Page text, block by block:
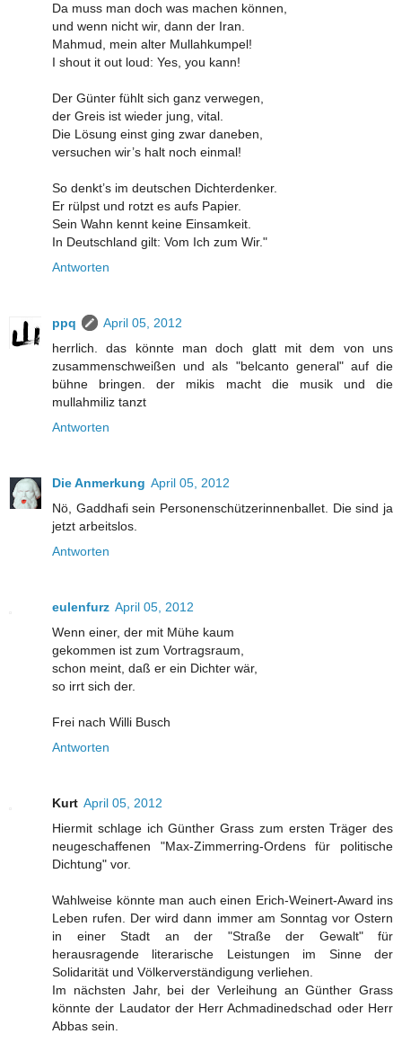
Da muss man doch was machen können,
und wenn nicht wir, dann der Iran.
Mahmud, mein alter Mullahkumpel!
I shout it out loud: Yes, you kann!
Der Günter fühlt sich ganz verwegen,
der Greis ist wieder jung, vital.
Die Lösung einst ging zwar daneben,
versuchen wir’s halt noch einmal!
So denkt’s im deutschen Dichterdenker.
Er rülpst und rotzt es aufs Papier.
Sein Wahn kennt keine Einsamkeit.
In Deutschland gilt: Vom Ich zum Wir."
Antworten
ppq
April 05, 2012
herrlich. das könnte man doch glatt mit dem von uns
zusammenschweißen und als "belcanto general" auf die
bühne bringen. der mikis macht die musik und die
mullahmiliz tanzt
Antworten
Die Anmerkung April 05, 2012
Nö, Gaddhafi sein Personenschützerinnenballet. Die sind ja
jetzt arbeitslos.
Antworten
eulenfurz April 05, 2012
Wenn einer, der mit Mühe kaum
gekommen ist zum Vortragsraum,
schon meint, daß er ein Dichter wär,
so irrt sich der.
Frei nach Willi Busch
Antworten
Kurt April 05, 2012
Hiermit schlage ich Günther Grass zum ersten Träger des
neugeschaffenen "Max-Zimmerring-Ordens für politische
Dichtung" vor.
Wahlweise könnte man auch einen Erich-Weinert-Award ins
Leben rufen. Der wird dann immer am Sonntag vor Ostern
in einer Stadt an der "Straße der Gewalt" für
herausragende literarische Leistungen im Sinne der
Solidarität und Völkerverständigung verliehen.
Im nächsten Jahr, bei der Verleihung an Günther Grass
könnte der Laudator der Herr Achmadinedschad oder Herr
Abbas sein.